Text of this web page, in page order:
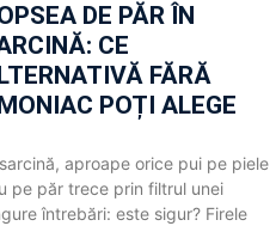
DE PĂR ÎN
CE
FĂRĂ
POȚI ALEGE
aproape orice pui pe piele
pe păr trece prin filtrul unei
întrebări: este sigur? Firele